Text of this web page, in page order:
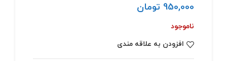
950,000 تومان
ناموجود
افزودن به علاقه مندی